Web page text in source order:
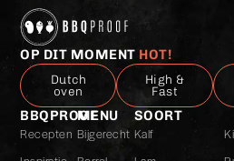
OP DIT MOMENT HOT!
Dutch
oven
High &
Fast
BBQPROOF
Recepten
MENU
Bijgerecht
SOORT
Kalf